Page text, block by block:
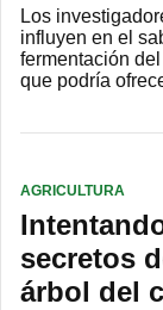
Los
influyen en el
fermentación
que podría
AGRICULTURA
secretos
árbol del